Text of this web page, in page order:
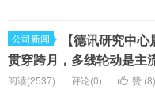
公司新闻
【德讯研究中
贯穿跨月，多线轮动是主
阅读(2537)
评论(0) 赞 (8)